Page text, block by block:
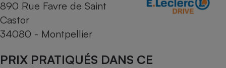
890 Rue Favre de Saint
Castor
34080 - Montpellier
PRIX PRATIQUÉS DANS CE